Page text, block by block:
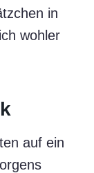
in
wohler
auf ein